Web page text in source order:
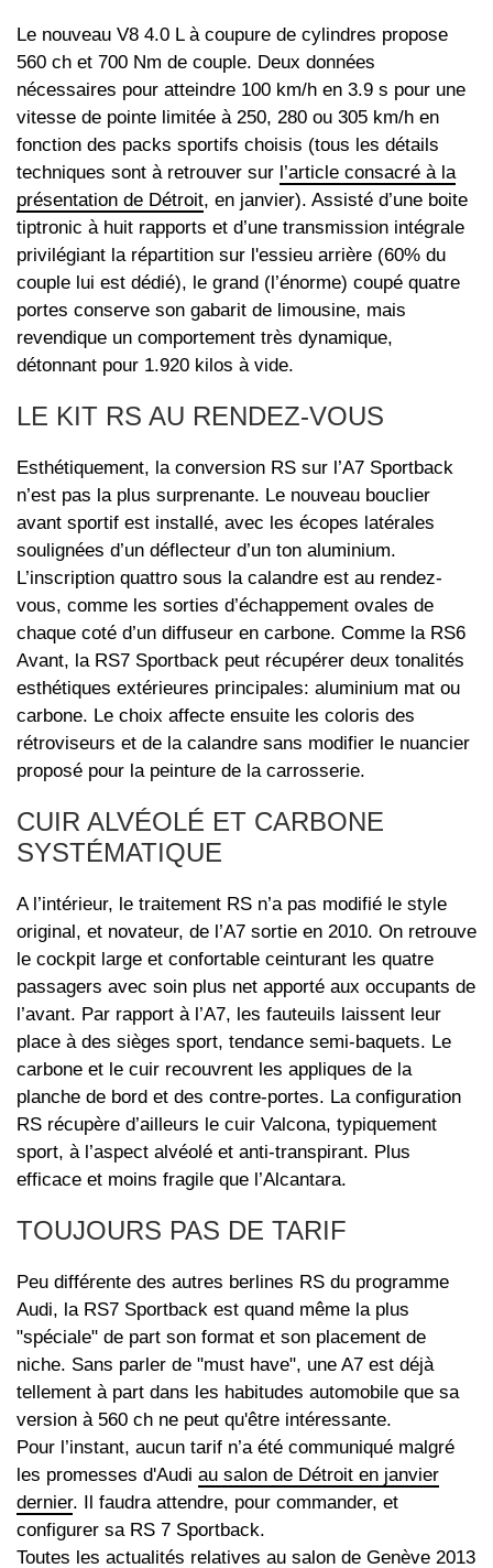
Le nouveau V8 4.0 L à coupure de cylindres propose
560 ch et 700 Nm de couple. Deux données
nécessaires pour atteindre 100 km/h en 3.9 s pour une
vitesse de pointe limitée à 250, 280 ou 305 km/h en
fonction des packs sportifs choisis (tous les détails
techniques sont à retrouver sur l’article consacré à la
présentation de Détroit, en janvier). Assisté d’une boite
tiptronic à huit rapports et d’une transmission intégrale
privilégiant la répartition sur l'essieu arrière (60% du
couple lui est dédié), le grand (l’énorme) coupé quatre
portes conserve son gabarit de limousine, mais
revendique un comportement très dynamique,
détonnant pour 1.920 kilos à vide.
LE KIT RS AU RENDEZ-VOUS
Esthétiquement, la conversion RS sur l’A7 Sportback
n’est pas la plus surprenante. Le nouveau bouclier
avant sportif est installé, avec les écopes latérales
soulignées d’un déflecteur d’un ton aluminium.
L’inscription quattro sous la calandre est au rendez-
vous, comme les sorties d’échappement ovales de
chaque coté d’un diffuseur en carbone. Comme la RS6
Avant, la RS7 Sportback peut récupérer deux tonalités
esthétiques extérieures principales: aluminium mat ou
carbone. Le choix affecte ensuite les coloris des
rétroviseurs et de la calandre sans modifier le nuancier
proposé pour la peinture de la carrosserie.
CUIR ALVÉOLÉ ET CARBONE
SYSTÉMATIQUE
A l’intérieur, le traitement RS n’a pas modifié le style
original, et novateur, de l’A7 sortie en 2010. On retrouve
le cockpit large et confortable ceinturant les quatre
passagers avec soin plus net apporté aux occupants de
l’avant. Par rapport à l’A7, les fauteuils laissent leur
place à des sièges sport, tendance semi-baquets. Le
carbone et le cuir recouvrent les appliques de la
planche de bord et des contre-portes. La configuration
RS récupère d’ailleurs le cuir Valcona, typiquement
sport, à l’aspect alvéolé et anti-transpirant. Plus
efficace et moins fragile que l’Alcantara.
TOUJOURS PAS DE TARIF
Peu différente des autres berlines RS du programme
Audi, la RS7 Sportback est quand même la plus
"spéciale" de part son format et son placement de
niche. Sans parler de "must have", une A7 est déjà
tellement à part dans les habitudes automobile que sa
version à 560 ch ne peut qu'être intéressante.
Pour l’instant, aucun tarif n’a été communiqué malgré
les promesses d'Audi au salon de Détroit en janvier
dernier. Il faudra attendre, pour commander, et
configurer sa RS 7 Sportback.
Toutes les actualités relatives au salon de Genève 2013